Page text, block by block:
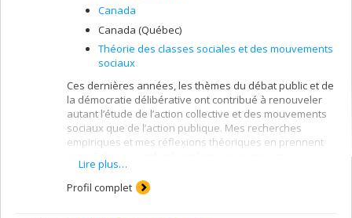
Canada
Canada (Québec)
Théorie des classes sociales et des mouvements
sociaux
Ces dernières années, les thèmes du débat public et de
la démocratie délibérative ont contribué à renouveler
autant l’étude de l’action collective et des mouvements
sociaux que de l’action publique. Mes recherches
empiriques et mes réflexions théoriques en prennent
d’analyse tournée vers l’ambivalence des relations
entre acteurs et institutions, l’objectif étant de mieux
comprendre les formes concrètes d’organisation
Lire plus…
Profil complet